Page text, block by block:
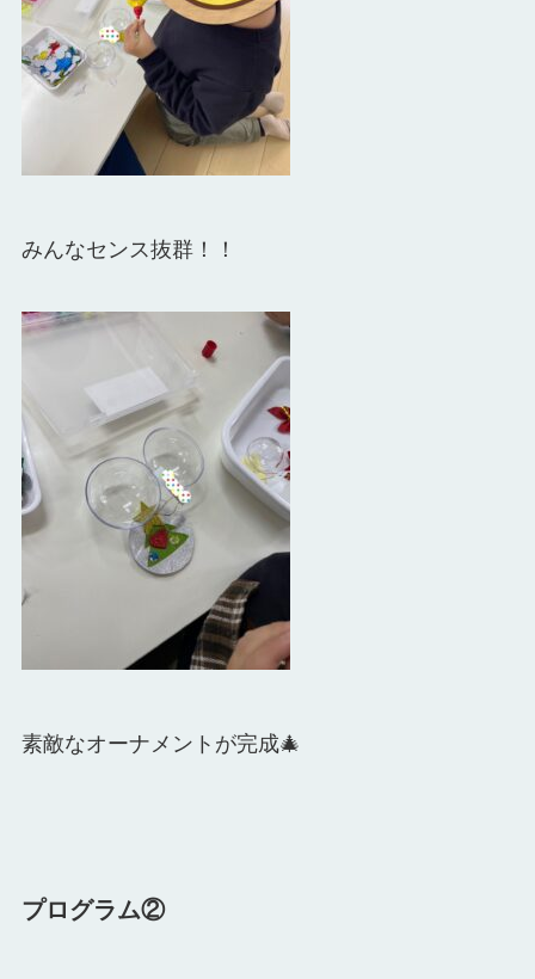
みんなセンス抜群！！
素敵なオーナメントが完成🎄
プログラム②